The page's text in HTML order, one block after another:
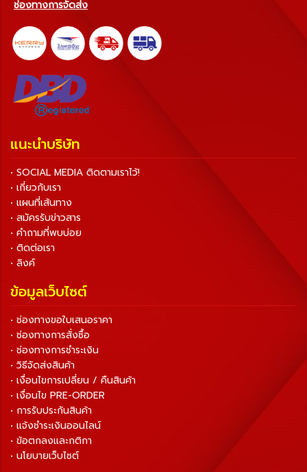
ช่องทางการจัดส่ง
แนะนำบริษัท
• SOCIAL MEDIA ติดตามเราไว้!
• เกี่ยวกับเรา
• แผนที่เส้นทาง
• สมัครรับข่าวสาร
• คำถามที่พบบ่อย
• ติดต่อเรา
• ลิงค์
ข้อมูลเว็บไซต์
• ช่องทางขอใบเสนอราคา
• ช่องทางการสั่งซื้อ
• ช่องทางการชำระเงิน
• วิธีจัดส่งสินค้า
• เงื่อนไขการเปลี่ยน / คืนสินค้า
• เงื่อนไข PRE-ORDER
• การรับประกันสินค้า
• แจ้งชำระเงินออนไลน์
• ข้อตกลงและกติกา
• นโยบายเว็บไซต์